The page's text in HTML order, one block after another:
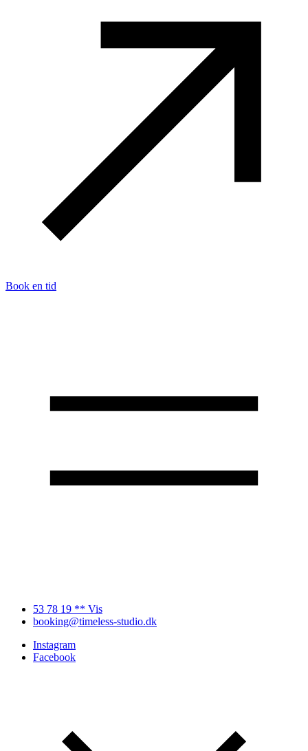
Book en tid
53 78 19 ** Vis
booking@timeless-studio.dk
Instagram
Facebook